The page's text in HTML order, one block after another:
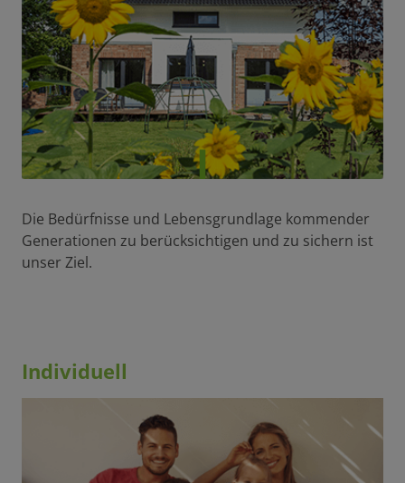
Die Bedürfnisse und Lebensgrundlage kommender
Generationen zu berücksichtigen und zu sichern ist
unser Ziel.
Individuell